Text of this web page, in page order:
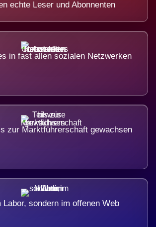
echte Leser und Abonnenten
in fast allen sozialen Netzwerken
zur Marktführerschaft gewachsen
Labor, sondern im offenen Web